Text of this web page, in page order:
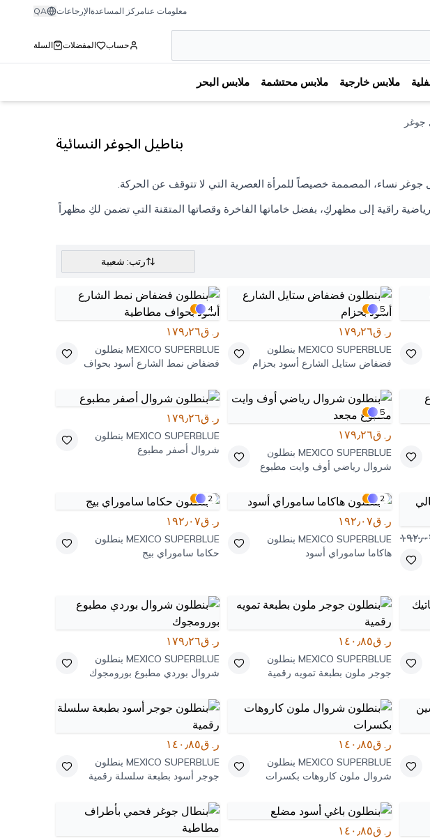
معلومات عنامركز المساعدةالإرجاعات QA
حساب المفضلات السلة
ملابس خارجية ملابس محتشمة ملابس البحر
جوغر
بناطيل الجوغر النسائية
جوغر نساء، المصممة خصيصاً للمرأة العصرية التي لا تتوقف عن الحركة.
رياضية راقية إلى مظهركِ، بفضل خاماتها الفاخرة وقصاتها المتقنة التي تضمن لكِ مظهراً
رتب: شعبية
5
ر. ق١٧٩٫٢٦
MEXICO SUPERBLUE بنطلون
فضفاض ستايل الشارع أسود بحزام
4
ر. ق١٧٩٫٢٦
MEXICO SUPERBLUE بنطلون
فضفاض نمط الشارع أسود بحواف
5
ر. ق١٧٩٫٢٦
MEXICO SUPERBLUE بنطلون
شروال رياضي أوف وايت مطبوع
ر. ق١٧٩٫٢٦
MEXICO SUPERBLUE بنطلون
شروال أصفر مطبوع
2
ر. ق١٩٢٫٠٧
MEXICO SUPERBLUE بنطلون
هاكاما ساموراي أسود
2
ر. ق١٩٢٫٠٧
MEXICO SUPERBLUE بنطلون
حكاما ساموراي بيج
ر. ق١٤٠٫٨٥
MEXICO SUPERBLUE بنطلون
جوجر ملون بطبعة تمويه رقمية
ر. ق١٧٩٫٢٦
MEXICO SUPERBLUE بنطلون
شروال بوردي مطبوع بورومجوك
ر. ق١٤٠٫٨٥
MEXICO SUPERBLUE بنطلون
شروال ملون كاروهات بكسرات
ر. ق١٤٠٫٨٥
MEXICO SUPERBLUE بنطلون
جوجر أسود بطبعة سلسلة رقمية
ر. ق١٤٠٫٨٥